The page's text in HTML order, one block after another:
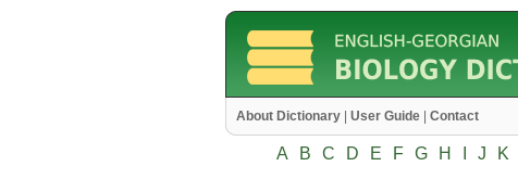
About Dictionary User Guide Contact
A B C D E F G H J K